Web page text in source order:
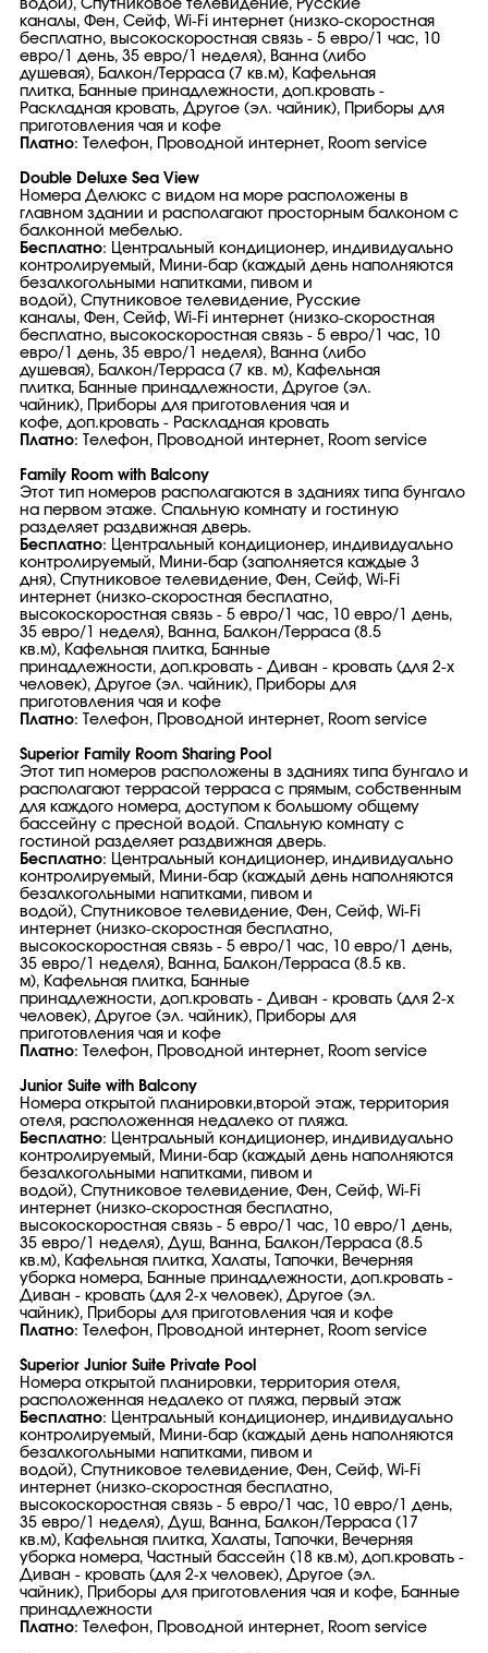
водой), Спутниковое телевидение, Русские
каналы, Фен, Сейф, Wi-Fi интернет (низко-скоростная
бесплатно, высокоскоростная связь - 5 евро/1 час, 10
евро/1 день, 35 евро/1 неделя), Ванна (либо
душевая), Балкон/Терраса (7 кв.м), Кафельная
плитка, Банные принадлежности, доп.кровать -
Раскладная кровать, Другое (эл. чайник), Приборы для
приготовления чая и кофе
Платно: Телефон, Проводной интернет, Room service
Double Deluxe Sea View
Номера Делюкс с видом на море расположены в
главном здании и располагают просторным балконом с
балконной мебелью.
Бесплатно: Центральный кондиционер, индивидуально
контролируемый, Мини-бар (каждый день наполняются
безалкогольными напитками, пивом и
водой), Спутниковое телевидение, Русские
каналы, Фен, Сейф, Wi-Fi интернет (низко-скоростная
бесплатно, высокоскоростная связь - 5 евро/1 час, 10
евро/1 день, 35 евро/1 неделя), Ванна (либо
душевая), Балкон/Терраса (7 кв. м), Кафельная
плитка, Банные принадлежности, Другое (эл.
чайник), Приборы для приготовления чая и
кофе, доп.кровать - Раскладная кровать
Платно: Телефон, Проводной интернет, Room service
Family Room with Balcony
Этот тип номеров располагаются в зданиях типа бунгало
на первом этаже. Спальную комнату и гостиную
разделяет раздвижная дверь.
Бесплатно: Центральный кондиционер, индивидуально
контролируемый, Мини-бар (заполняется каждые 3
дня), Спутниковое телевидение, Фен, Сейф, Wi-Fi
интернет (низко-скоростная бесплатно,
высокоскоростная связь - 5 евро/1 час, 10 евро/1 день,
35 евро/1 неделя), Ванна, Балкон/Терраса (8.5
кв.м), Кафельная плитка, Банные
принадлежности, доп.кровать - Диван - кровать (для 2-х
человек), Другое (эл. чайник), Приборы для
приготовления чая и кофе
Платно: Телефон, Проводной интернет, Room service
Superior Family Room Sharing Pool
Этот тип номеров расположены в зданиях типа бунгало и
располагают террасой терраса с прямым, собственным
для каждого номера, доступом к большому общему
бассейну с пресной водой. Спальную комнату с
гостиной разделяет раздвижная дверь.
Бесплатно: Центральный кондиционер, индивидуально
контролируемый, Мини-бар (каждый день наполняются
безалкогольными напитками, пивом и
водой), Спутниковое телевидение, Фен, Сейф, Wi-Fi
интернет (низко-скоростная бесплатно,
высокоскоростная связь - 5 евро/1 час, 10 евро/1 день,
35 евро/1 неделя), Ванна, Балкон/Терраса (8.5 кв.
м), Кафельная плитка, Банные
принадлежности, доп.кровать - Диван - кровать (для 2-х
человек), Другое (эл. чайник), Приборы для
приготовления чая и кофе
Платно: Телефон, Проводной интернет, Room service
Junior Suite with Balcony
Номера открытой планировки,второй этаж, территория
отеля, расположенная недалеко от пляжа.
Бесплатно: Центральный кондиционер, индивидуально
контролируемый, Мини-бар (каждый день наполняются
безалкогольными напитками, пивом и
водой), Спутниковое телевидение, Фен, Сейф, Wi-Fi
интернет (низко-скоростная бесплатно,
высокоскоростная связь - 5 евро/1 час, 10 евро/1 день,
35 евро/1 неделя), Душ, Ванна, Балкон/Терраса (8.5
кв.м), Кафельная плитка, Халаты, Тапочки, Вечерняя
уборка номера, Банные принадлежности, доп.кровать -
Диван - кровать (для 2-х человек), Другое (эл.
чайник), Приборы для приготовления чая и кофе
Платно: Телефон, Проводной интернет, Room service
Superior Junior Suite Private Pool
Номера открытой планировки, территория отеля,
расположенная недалеко от пляжа, первый этаж
Бесплатно: Центральный кондиционер, индивидуально
контролируемый, Мини-бар (каждый день наполняются
безалкогольными напитками, пивом и
водой), Спутниковое телевидение, Фен, Сейф, Wi-Fi
интернет (низко-скоростная бесплатно,
высокоскоростная связь - 5 евро/1 час, 10 евро/1 день,
35 евро/1 неделя), Душ, Ванна, Балкон/Терраса (17
кв.м), Кафельная плитка, Халаты, Тапочки, Вечерняя
уборка номера, Частный бассейн (18 кв.м), доп.кровать -
Диван - кровать (для 2-х человек), Другое (эл.
чайник), Приборы для приготовления чая и кофе, Банные
принадлежности
Платно: Телефон, Проводной интернет, Room service